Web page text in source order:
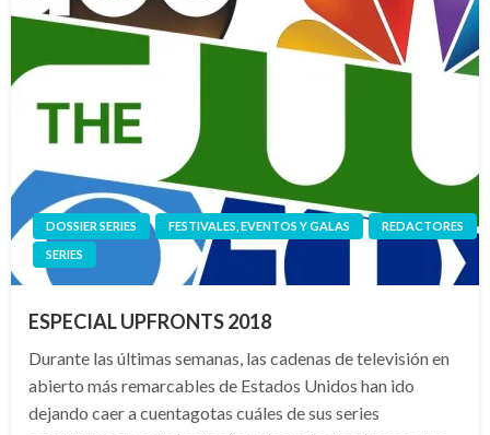
DOSSIER SERIES FESTIVALES, EVENTOS Y GALAS
REDACTORES
SERIES
ESPECIAL UPFRONTS 2018
Durante las últimas semanas, las cadenas de televisión en
abierto más remarcables de Estados Unidos han ido
dejando caer a cuentagotas cuáles de sus series